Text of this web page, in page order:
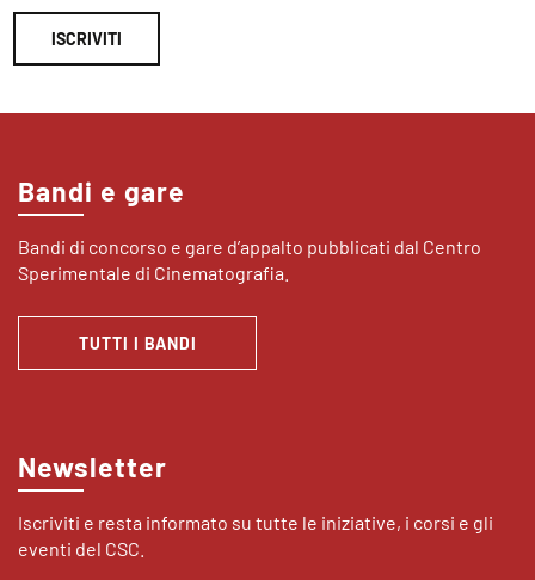
ISCRIVITI
Bandi e gare
Bandi di concorso e gare d’appalto pubblicati dal Centro
Sperimentale di Cinematografia.
TUTTI I BANDI
Newsletter
Iscriviti e resta informato su tutte le iniziative, i corsi e gli
eventi del CSC.